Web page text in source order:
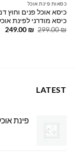
כסאות פינת אוכל
כיסא אוכל פנים וחוץ
כיסא מודרני לפינת
299.00₪
המחיר
249.00 ₪
LATEST
פינת אוכל